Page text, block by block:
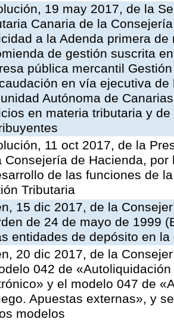
19 may 2017, de la
Canaria de la
a la Adenda primera
de gestión suscrita
pública mercantil
en vía ejecutiva
Autónoma de
en materia tributaria y
11 oct 2017, de la
Consejería de Hacienda,
de las funciones de
Tributaria
15 dic 2017, de la
de 24 de mayo de 1999
entidades de depósito en
20 dic 2017, de la
042 de
y el modelo 047 de
Apuestas externas», y
modelos